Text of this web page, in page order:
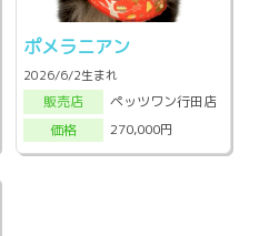
ポメラニアン
2026/6/2生まれ
販売店
ペッツワン行田店
価格
270,000円